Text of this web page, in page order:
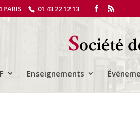
01 43 22 12 13
Enseignements